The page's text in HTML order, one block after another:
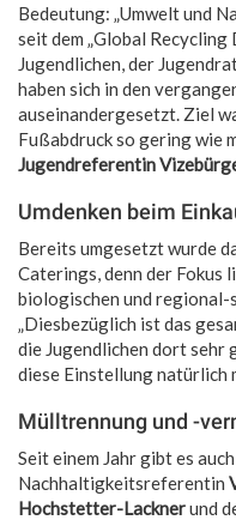
Bedeutung: „Umwelt und
seit dem „Global Recycling
Jugendlichen, der
haben sich in den
auseinandergesetzt. Ziel
Fußabdruck so gering wie
Jugendreferentin
Umdenken beim
Bereits umgesetzt wurde
Caterings, denn der
biologischen und
„Diesbezüglich ist das
die Jugendlichen dort sehr
diese Einstellung natürlich
Mülltrennung und -
Seit einem Jahr gibt es
Nachhaltigkeitsreferentin
Hochstetter-Lacknerund